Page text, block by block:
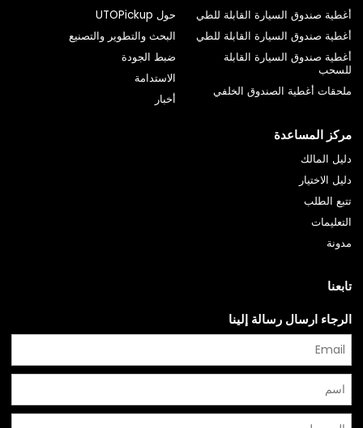
أغطية صندوق السيارة القابلة للطي
أغطية صندوق السيارة القابلة للطي
أغطية صندوق السيارة القابلة
للسحب
ملحقات أغطية الصندوق الخلفي
حول UTOPickup
البحث والتطوير والتصنيع
ضبط الجودة
الاستدامة
أخبار
مركز المساعدة
دليل المالك
دليل الاختيار
تتبع الطلب
التعليمات
مدونة
تابعنا
الرجاء ارسال رسالة إلينا